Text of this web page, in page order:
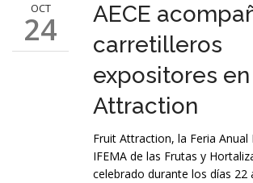
OCT
24
AECE
carretilleros
expositores
Attraction
Fruit Attraction, la Feria Anual
IFEMA de las Frutas y
celebrado durante los días 22